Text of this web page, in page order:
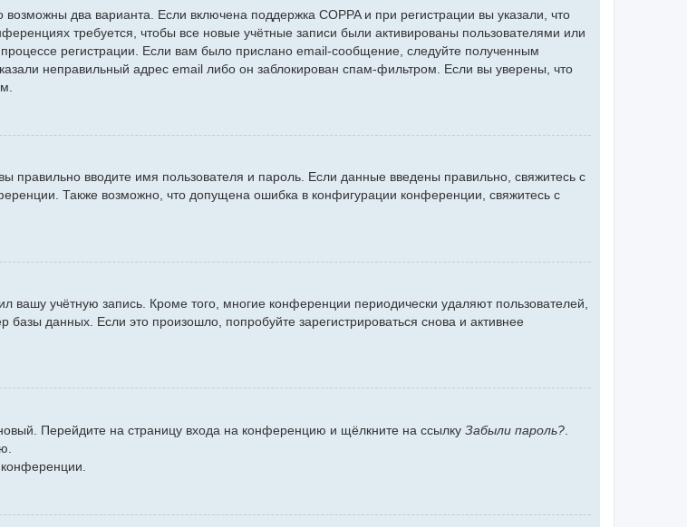
два варианта. Если включена поддержка COPPA и при регистрации вы указали, что
требуется, чтобы все новые учётные записи были активированы пользователями или
регистрации. Если вам было прислано email-сообщение, следуйте полученным
неправильный адрес email либо он заблокирован спам-фильтром. Если вы уверены, что
правильно вводите имя пользователя и пароль. Если данные введены правильно, свяжитесь с
Также возможно, что допущена ошибка в конфигурации конференции, свяжитесь с
вашу учётную запись. Кроме того, многие конференции периодически удаляют пользователей,
данных. Если это произошло, попробуйте зарегистрироваться снова и активнее
Перейдите на страницу входа на конференцию и щёлкните на ссылку Забыли пароль?